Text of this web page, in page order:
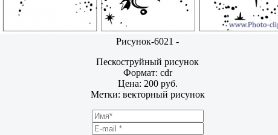
Рисунок-6021 -
Пескоструйный рисунок
Формат: cdr
Цена: 200 руб.
Метки: векторный рисунок